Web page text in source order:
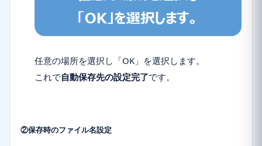
任意の場所を選択 し「OK 」を選択します。
これで自動保存先の設定完了です。
②保存時のファイル名設定